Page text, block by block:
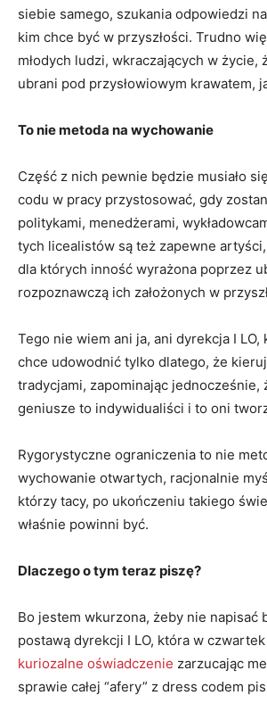
siebie samego, szukania odpowiedzi
kim chce być w przyszłości. Trudno
młodych ludzi, wkraczających w życie,
ubrani pod przysłowiowym krawatem,
To nie metoda na wychowanie
Część z nich pewnie będzie musiało
codu w pracy przystosować, gdy
politykami, menedżerami,
tych licealistów są też zapewne
dla których inność wyrażona poprzez
rozpoznawczą ich założonych w
Tego nie wiem ani ja, ani dyrekcja I LO,
chce udowodnić tylko dlatego, że
tradycjami, zapominając jednocześnie,
geniusze to indywidualiści i to oni
Rygorystyczne ograniczenia to nie
wychowanie otwartych, racjonalnie
którzy tacy, po ukończeniu takiego
właśnie powinni być.
Dlaczego o tym teraz piszę?
Bo jestem wkurzona, żeby nie napisać
postawą dyrekcji I LO, która w czwartek
kuriozalne oświadczenie zarzucając
sprawie całej “afery” z dress codem